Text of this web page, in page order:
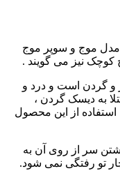
مدل موج و سوپر موج
کوچک نیز می گویند .
و گردن است و درد و
به دیسک گردن ،
استفاده از این محصول
سر از روی آن به
تو رفتگی نمی شود.